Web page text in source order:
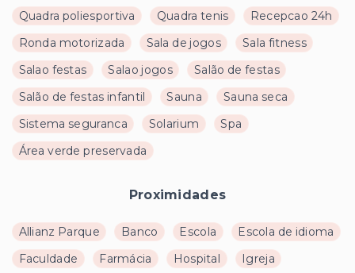
Quadra poliesportiva
Quadra tenis
Recepcao 24h
Ronda motorizada
Sala de jogos
Sala fitness
Salao festas
Salao jogos
Salão de festas
Salão de festas infantil
Sauna
Sauna seca
Sistema seguranca
Solarium
Spa
Área verde preservada
Proximidades
Allianz Parque Banco Escola
Escola de idioma
Faculdade
Farmácia Hospital
Igreja